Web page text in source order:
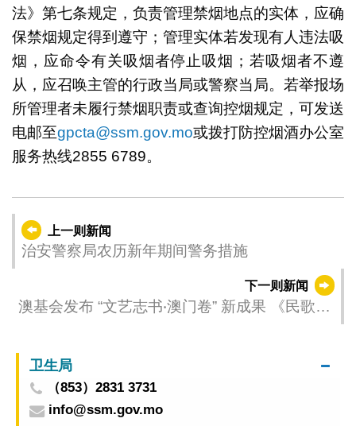
法》第七条规定，负责管理禁烟地点的实体，应确
保禁烟规定得到遵守；管理实体若发现有人违法吸
烟，应命令有关吸烟者停止吸烟；若吸烟者不遵
从，应召唤主管的行政当局或警察当局。若举报场
所管理者未履行禁烟职责或查询控烟规定，可发送
电邮至gpcta@ssm.gov.mo或拨打防控烟酒办公室
服务热线2855 6789。
上一则新闻
治安警察局农历新年期间警务措施
下一则新闻
澳基会发布 “文艺志书‧澳门卷” 新成果 《民歌
卫生局
（853）2831 3731
info@ssm.gov.mo